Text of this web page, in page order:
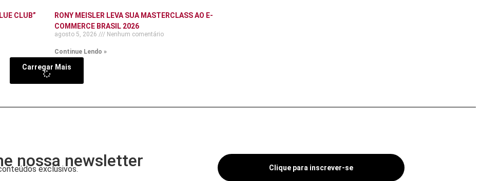
CLUB”
RONY MEISLER LEVA SUA MASTERCLASS AO E-
COMMERCE BRASIL 2026
agosto 5, 2026 Nenhum comentário
Continue Lendo »
Carregar Mais
nossa newsletter
exclusivos. Clique para inscrever-se